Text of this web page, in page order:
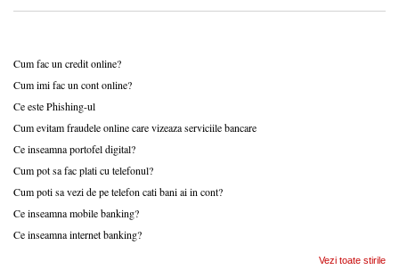
Cum fac un credit online?
Cum imi fac un cont online?
Ce este Phishing-ul
Cum evitam fraudele online care vizeaza serviciile bancare
Ce inseamna portofel digital?
Cum pot sa fac plati cu telefonul?
Cum poti sa vezi de pe telefon cati bani ai in cont?
Ce inseamna mobile banking?
Ce inseamna internet banking?
Vezi toate stirile